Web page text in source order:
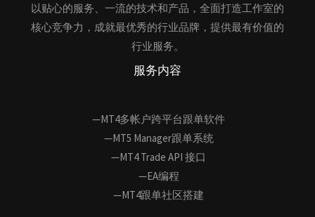
以贴心的服务、一流的技术和产品，全面打造工作室的
核心竞争力，成就最优秀的行业品牌，提供最有价值的
行业服务。
服务内容
—MT4多帐户跨平台跟单软件
—MT5 Manager跟单系统
—MT4 Trade API 接口
—EA编程
—MT4跟单社区搭建